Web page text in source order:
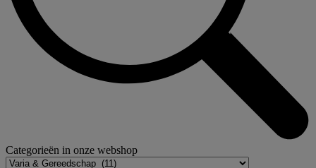
Categorieën in onze webshop